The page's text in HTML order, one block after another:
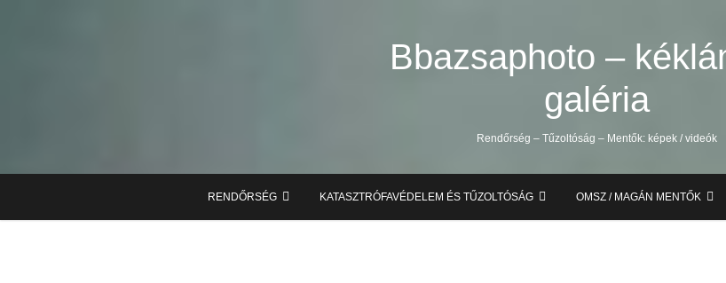
Bbazsaphoto –
galéria
Rendőrség – Tűzoltóság – Mentők: képek / videók
RENDŐRSÉG KATASZTRÓFAVÉDELEM ÉS TŰZOLTÓSÁG OMSZ / MAGÁN MENTŐK